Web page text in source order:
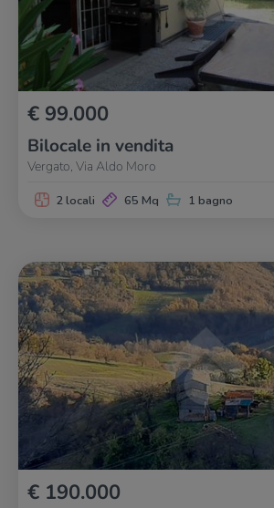
€ 99.000
Bilocale in vendita
Vergato, Via Aldo Moro
2 locali 65 Mq 1 bagno
€ 190.000